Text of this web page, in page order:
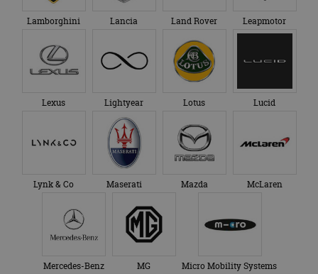
Lamborghini Lancia Land Rover Leapmotor
Lexus Lightyear Lotus Lucid
Lynk & Co Maserati Mazda McLaren
Mercedes-Benz MG Micro Mobility Systems